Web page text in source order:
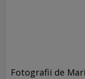
Fotografii de